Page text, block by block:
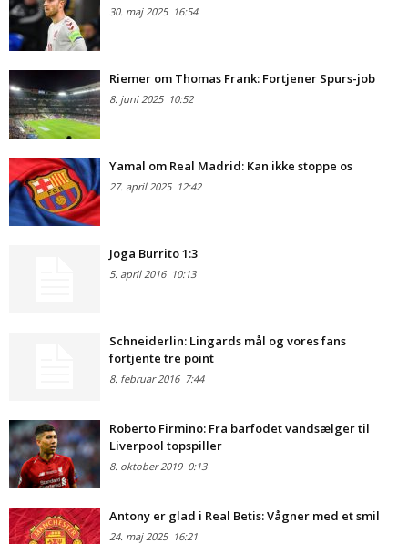
30. maj 202516:54
Riemer om Thomas Frank: Fortjener Spurs-job
8. juni 202510:52
Yamal om Real Madrid: Kan ikke stoppe os
27. april 202512:42
Joga Burrito 1:3
5. april 201610:13
Schneiderlin: Lingards mål og vores fans
fortjente tre point
8. februar 20167:44
Roberto Firmino: Fra barfodet vandsælger til
Liverpool topspiller
8. oktober 20190:13
Antony er glad i Real Betis: Vågner med et smil
24. maj 202516:21